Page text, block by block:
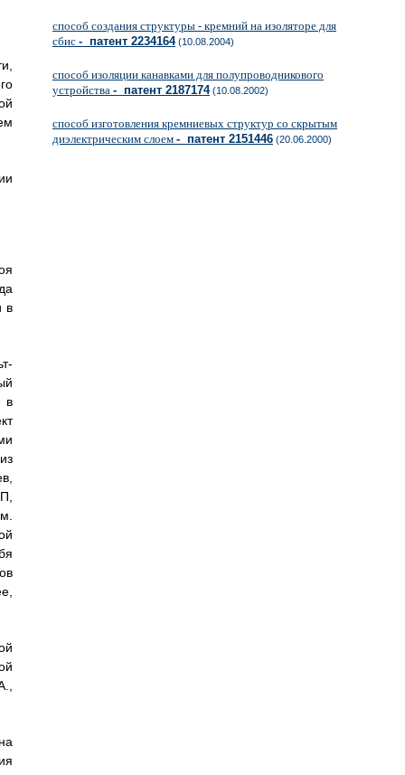
в
в
способ создания структуры - кремний на изоляторе для
сбис - патент 2234164(10.08.2004)
способ изоляции канавками для полупроводникового
устройства - патент 2187174(10.08.2002)
способ изготовления кремниевых структур со скрытым
диэлектрическим слоем - патент 2151446 (20.06.2000)